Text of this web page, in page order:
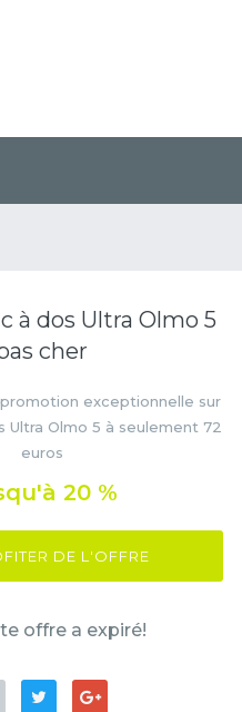
à dos Ultra Olmo 5
cher
exceptionnelle sur
Ultra Olmo 5 à seulement 72
euros
20 %
DE L'OFFRE
offre a expiré!